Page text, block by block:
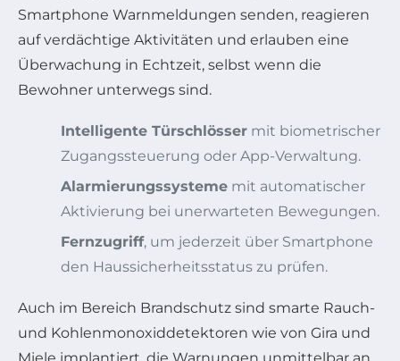
Smartphone Warnmeldungen senden, reagieren
auf verdächtige Aktivitäten und erlauben eine
Überwachung in Echtzeit, selbst wenn die
Bewohner unterwegs sind.
Intelligente Türschlösser mit biometrischer
Zugangssteuerung oder App-Verwaltung.
Alarmierungssysteme mit automatischer
Aktivierung bei unerwarteten Bewegungen.
Fernzugriff, um jederzeit über Smartphone
den Haussicherheitsstatus zu prüfen.
Auch im Bereich Brandschutz sind smarte Rauch-
und Kohlenmonoxiddetektoren wie von Gira und